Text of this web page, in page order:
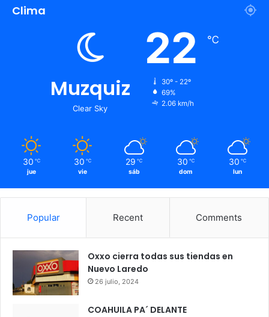
Clima
Muzquiz
Clear Sky
22 ℃
30º - 22º
69%
2.06 km/h
30 ℃
jue
30 ℃
vie
29 ℃
sáb
30 ℃
dom
30 ℃
lun
Popular Recent Comments
Oxxo cierra todas sus tiendas en
Nuevo Laredo
26 julio, 2024
COAHUILA PA´ DELANTE